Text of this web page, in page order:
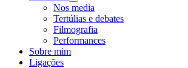
Nos media
Tertúlias e debates
Filmografia
Performances
Sobre mim
Ligações